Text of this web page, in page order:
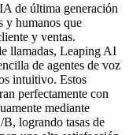
de última generación
y humanos que
y ventas.
llamadas, Leaping AI
de agentes de voz
intuitivo. Estos
perfectamente con
mediante
logrando tasas de